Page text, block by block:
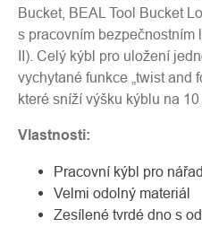
Bucket, BEAL Tool Bucket
s pracovním bezpečnostním
II). Celý kýbl pro uložení
vychytané funkce „twist and
které sníží výšku kýblu na 10
Vlastnosti:
Pracovní kýbl pro
Velmi odolný materiál
Zesílené tvrdé dno s